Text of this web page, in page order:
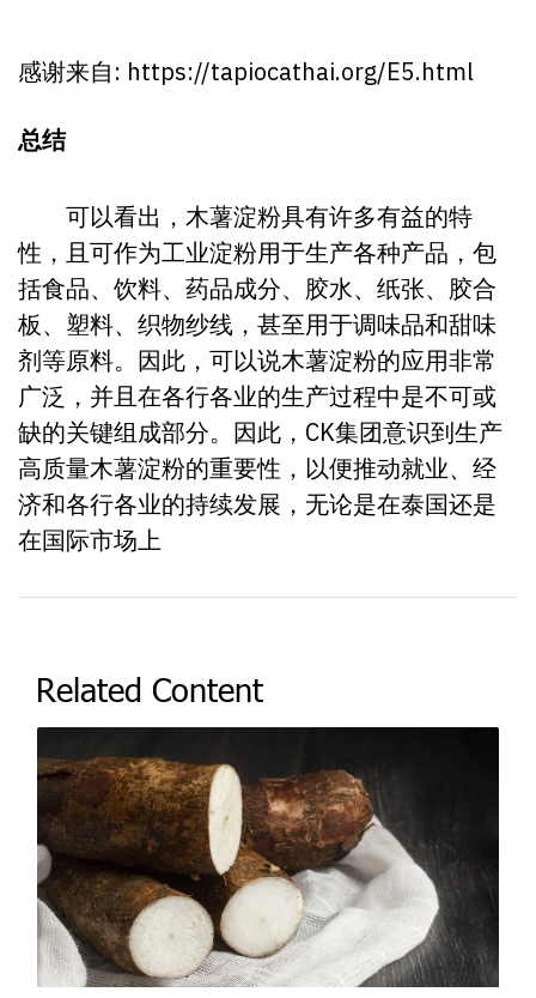
感谢来自: https://tapiocathai.org/E5.html
总结
可以看出，木薯淀粉具有许多有益的特
性，且可作为工业淀粉用于生产各种产品，包
括食品、饮料、药品成分、胶水、纸张、胶合
板、塑料、织物纱线，甚至用于调味品和甜味
剂等原料。因此，可以说木薯淀粉的应用非常
广泛，并且在各行各业的生产过程中是不可或
缺的关键组成部分。因此，CK集团意识到生产
高质量木薯淀粉的重要性，以便推动就业、经
济和各行各业的持续发展，无论是在泰国还是
在国际市场上
Related Content